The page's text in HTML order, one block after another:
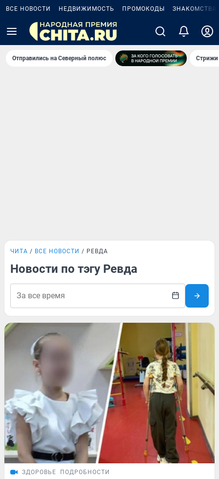
ВСЕ НОВОСТИ НЕДВИЖИМОСТЬ ПРОМОКОДЫ ЗНАКОМСТВА
Отправились на Северный полюс Стрижи
ЧИТА ВСЕ НОВОСТИ РЕВДА
Новости по тэгу Ревда
ЗДОРОВЬЕ ПОДРОБНОСТИ